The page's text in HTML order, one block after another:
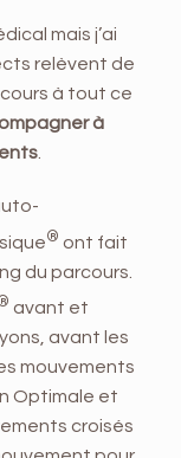
mais j’ai
relèvent de
à tout ce
à
.
® ont fait
du parcours.
avant et
avant les
mouvements
Optimale et
croisés